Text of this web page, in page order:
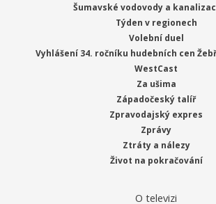
Šumavské vodovody a
Týden v regionech
Volební duel
Vyhlášení 34. ročníku hudebních cen
WestCast
Za ušima
Západočeský talíř
Zpravodajský expres
Zprávy
Ztráty a nálezy
Život na pokračování
O televizi